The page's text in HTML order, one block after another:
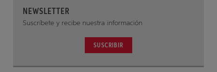
NEWSLETTER
Suscríbete y recibe nuestra información
SUSCRIBIR